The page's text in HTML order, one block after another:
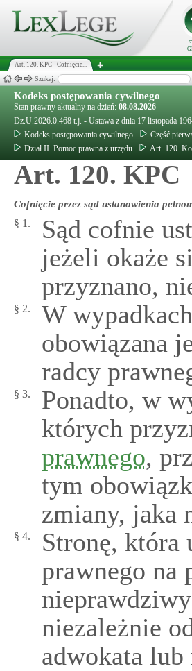
Art. 120. KPC - Cofnięcie...
Szukaj:
Kodeks postępowania cywilnego
Stan prawny aktualny na dzień: 08.08.2026
Dz.U.2026.0.468 t.j. - Ustawa z dnia 17 listopada
Kodeks postępowania cywilnego
Część
Dział II. Pomoc prawna z urzędu
Art. 120.
Art. 120. KPC
Cofnięcie przez sąd ustanowienia
§ 1.
Sąd cofnie
jeżeli okaże
przyznano,
§ 2.
W
obowiązana
radcy
§ 3.
Ponadto, w
których
prawnego,
tym
zmiany, jaka
§ 4.
Stronę, która
prawnego na
niezależnie
adwokata